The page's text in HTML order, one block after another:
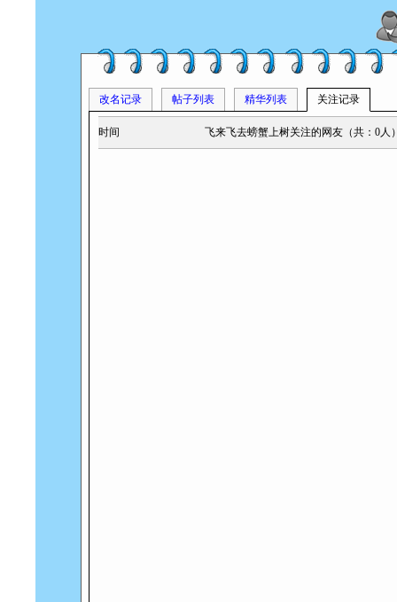
改名记录 帖子列表 精华列表 关注记录
时间 飞来飞去螃蟹上树关注的网友（共：0人